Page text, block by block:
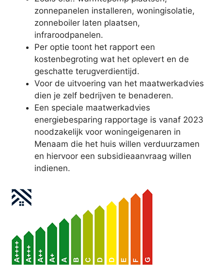
zonnepanelen installeren, woningisolatie,
zonneboiler laten plaatsen,
infraroodpanelen.
Per optie toont het rapport een
kostenbegroting wat het oplevert en de
geschatte terugverdientijd.
Voor de uitvoering van het maatwerkadvies
dien je zelf bedrijven te benaderen.
Een speciale maatwerkadvies
energiebesparing rapportage is vanaf 2023
noodzakelijk voor woningeigenaren in
Menaam die het huis willen verduurzamen
en hiervoor een subsidieaanvraag willen
indienen.